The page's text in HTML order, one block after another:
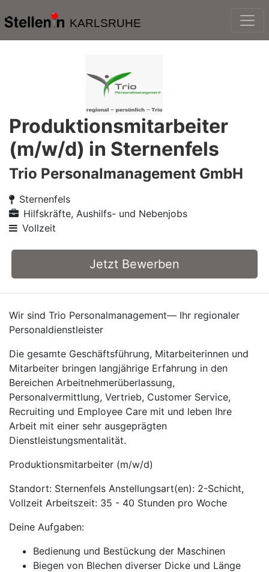
KARLSRUHE
Produktionsmitarbeiter
(m/w/d) in Sternenfels
Trio Personalmanagement GmbH
Sternenfels
Hilfskräfte, Aushilfs- und Nebenjobs
Vollzeit
Jetzt Bewerben
Wir sind Trio Personalmanagement— Ihr regionaler
Personaldienstleister
Die gesamte Geschäftsführung, Mitarbeiterinnen und
Mitarbeiter bringen langjährige Erfahrung in den
Bereichen Arbeitnehmerüberlassung,
Personalvermittlung, Vertrieb, Customer Service,
Recruiting und Employee Care mit und leben Ihre
Arbeit mit einer sehr ausgeprägten
Dienstleistungsmentalität.
Produktionsmitarbeiter (m/w/d)
Standort: Sternenfels Anstellungsart(en): 2-Schicht,
Vollzeit Arbeitszeit: 35 - 40 Stunden pro Woche
Deine Aufgaben:
Bedienung und Bestückung der Maschinen
Biegen von Blechen diverser Dicke und Länge